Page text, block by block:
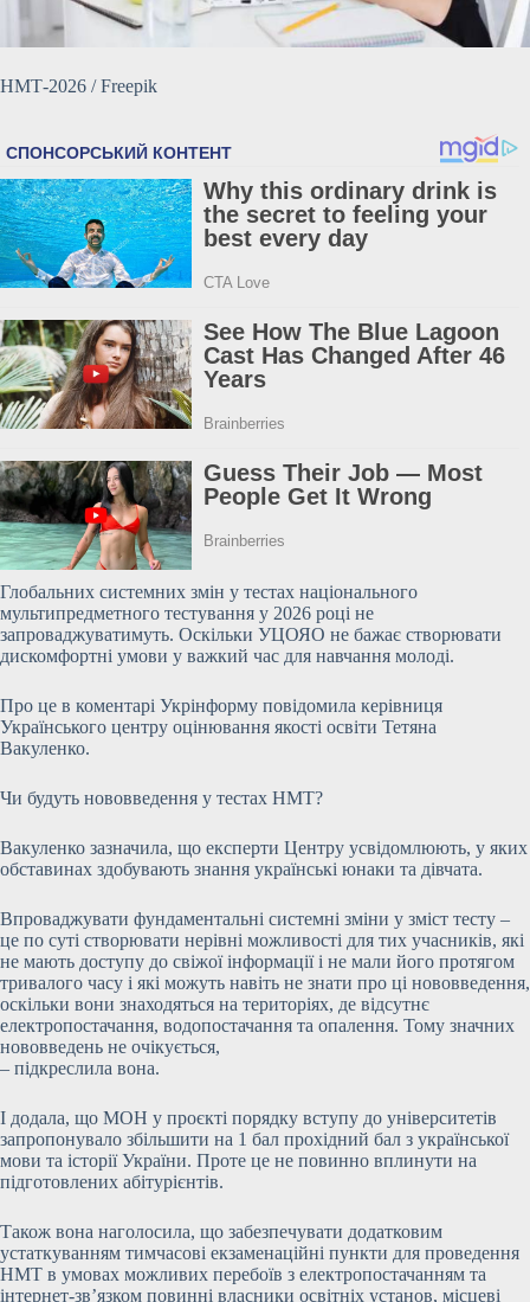
НМТ-2026 / Freepik
Глобальних системних змін у тестах національного
мультипредметного тестування у 2026 році не
запроваджуватимуть. Оскільки УЦОЯО не бажає створювати
дискомфортні умови у важкий час для навчання молоді.
Про це в коментарі Укрінформу повідомила керівниця
Українського центру оцінювання якості освіти Тетяна
Вакуленко.
Чи будуть нововведення у тестах НМТ?
Вакуленко зазначила, що експерти Центру усвідомлюють, у яких
обставинах здобувають знання українські юнаки та дівчата.
Впроваджувати фундаментальні системні зміни у зміст тесту –
це по суті створювати нерівні можливості для тих учасників, які
не мають доступу до свіжої інформації і не мали його протягом
тривалого часу і які можуть навіть не знати про ці нововведення,
оскільки вони знаходяться на територіях, де відсутнє
електропостачання, водопостачання та опалення. Тому значних
нововведень не очікується,
– підкреслила вона.
І додала, що МОН у проєкті порядку вступу до університетів
запропонувало збільшити на 1 бал прохідний бал з української
мови та історії України. Проте це не повинно вплинути на
підготовлених абітурієнтів.
Також вона наголосила, що забезпечувати додатковим
устаткуванням тимчасові екзаменаційні пункти для проведення
НМТ в умовах можливих перебоїв з електропостачанням та
інтернет-зв’язком повинні власники освітніх установ, місцеві